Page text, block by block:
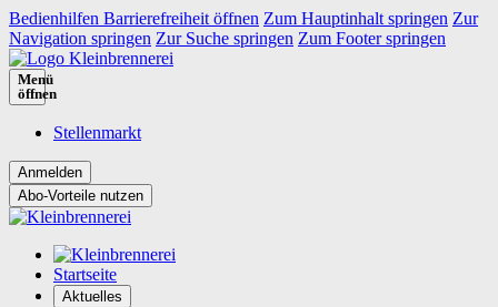
Bedienhilfen Barrierefreiheit öffnen Zum Hauptinhalt springen Zur
Navigation springen Zur Suche springen Zum Footer springen
Menü
öffnen
Stellenmarkt
Abo-Vorteile nutzen
Startseite
Aktuelles